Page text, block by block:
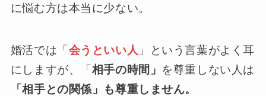
に悩む方は本当に少ない。
婚活では「会うといい人 」という言葉がよく耳
にしますが、「相手の時間」 を尊重しない人は
「相手との関係」も尊重しません。